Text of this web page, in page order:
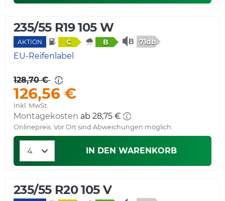
235/55 R19 105 W
AKTION C B 71db
EU-Reifenlabel
128,70 €
126,56 €
Inkl. MwSt.
Montagekosten ab 28,75 €
Onlinepreis. Vor Ort sind Abweichungen möglich.
IN DEN WARENKORB
235/55 R20 105 V